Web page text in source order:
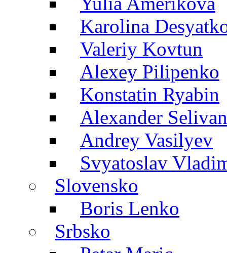
Karolina
Valeriy Kovtun
Alexey Pilipenko
Konstatin Ryabin
Alexander
Andrey Vasilyev
Svyatoslav
Slovensko
Boris Lenko
Srbsko